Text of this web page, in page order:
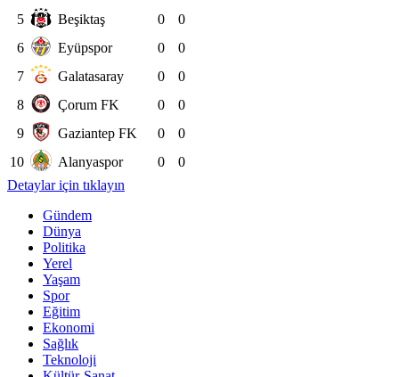
5
Beşiktaş 0
0
6
Eyüpspor 0
0
7
Galatasaray 0
0
8
Çorum FK 0
0
9
Gaziantep FK 0
0
10
Alanyaspor 0
0
Detaylar için tıklayın
Gündem
Dünya
Politika
Yerel
Yaşam
Spor
Eğitim
Ekonomi
Sağlık
Teknoloji